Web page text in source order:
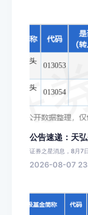
公告速递：天
证券之星消息，8月7
2026-08-07